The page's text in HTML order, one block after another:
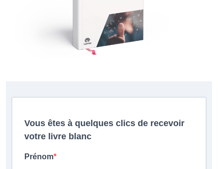
Vous êtes à quelques clics de recevoir
votre livre blanc
Prénom